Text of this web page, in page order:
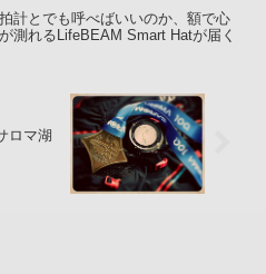
計とでも呼べばいいのか、額で心
測れるLifeBEAM Smart Hatが届く
ロマ湖